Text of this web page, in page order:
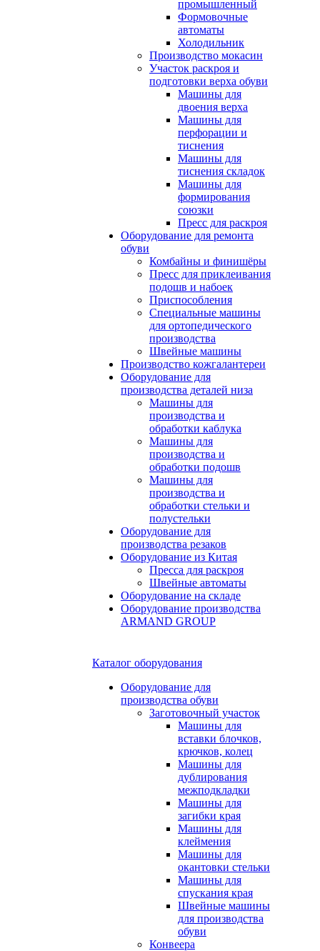
промышленный
Формовочные
автоматы
Холодильник
Производство мокасин
Участок раскроя и
подготовки верха обуви
Машины для
двоения верха
Машины для
перфорации и
тиснения
Машины для
тиснения складок
Машины для
формирования
союзки
Пресс для раскроя
Оборудование для ремонта
обуви
Комбайны и финишёры
Пресс для приклеивания
подошв и набоек
Приспособления
Специальные машины
для ортопедического
производства
Швейные машины
Производство кожгалантереи
Оборудование для
производства деталей низа
Машины для
производства и
обработки каблука
Машины для
производства и
обработки подошв
Машины для
производства и
обработки стельки и
полустельки
Оборудование для
производства резаков
Оборудование из Китая
Пресса для раскроя
Швейные автоматы
Оборудование на складе
Оборудование производства
ARMAND GROUP
Каталог оборудования
Оборудование для
производства обуви
Заготовочный участок
Машины для
вставки блочков,
крючков, колец
Машины для
дублирования
межподкладки
Машины для
загибки края
Машины для
клеймения
Машины для
окантовки стельки
Машины для
спускания края
Швейные машины
для производства
обуви
Конвеера